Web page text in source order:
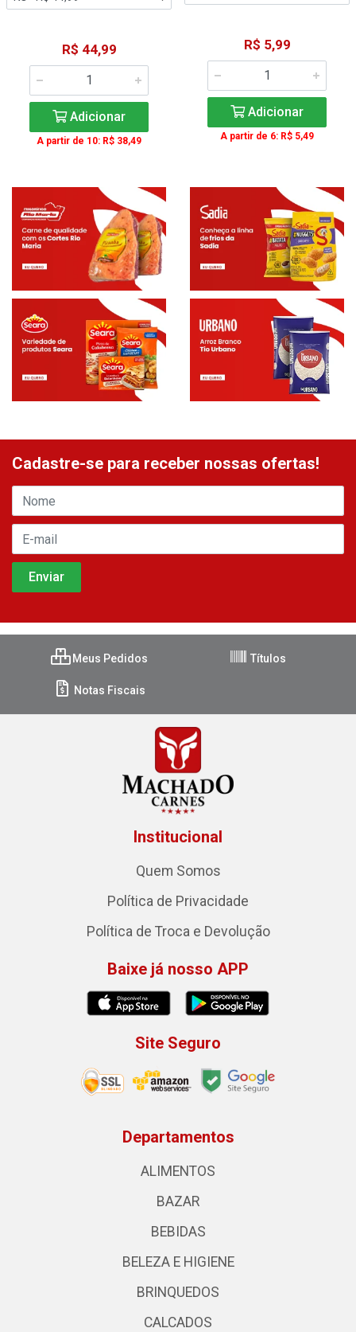
R$ 44,99
Adicionar
A partir de 10: R$ 38,49
R$ 5,99
Adicionar
A partir de 6: R$ 5,49
Cadastre-se para receber nossas ofertas!
Meus Pedidos Títulos
Notas Fiscais
Institucional
Quem Somos
Política de Privacidade
Política de Troca e Devolução
Baixe já nosso APP
Site Seguro
Departamentos
ALIMENTOS
BAZAR
BEBIDAS
BELEZA E HIGIENE
BRINQUEDOS
CALCADOS